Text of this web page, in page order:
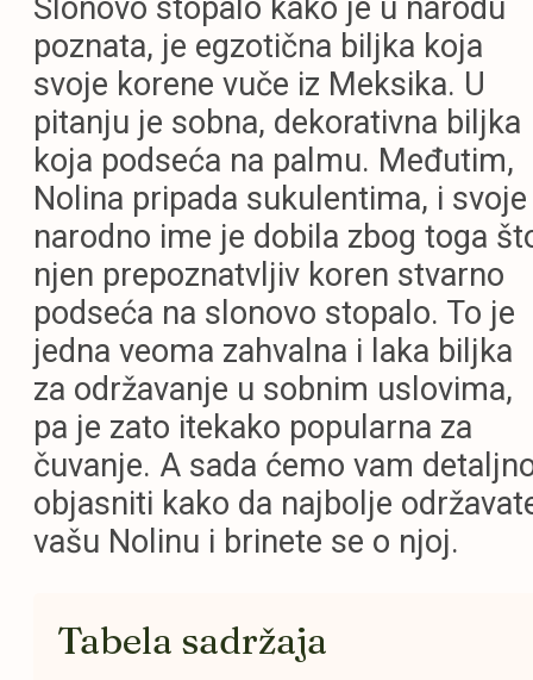
Slonovo stopalo kako je u narodu
poznata, je egzotična biljka koja
svoje korene vuče iz Meksika. U
pitanju je sobna, dekorativna biljka
koja podseća na palmu. Međutim,
Nolina pripada sukulentima, i svoje
narodno ime je dobila zbog toga
njen prepoznatvljiv koren stvarno
podseća na slonovo stopalo. To je
jedna veoma zahvalna i laka biljka
za održavanje u sobnim uslovima,
pa je zato itekako popularna za
čuvanje. A sada ćemo vam
objasniti kako da najbolje
vašu Nolinu i brinete se o njoj.
Tabela sadržaja